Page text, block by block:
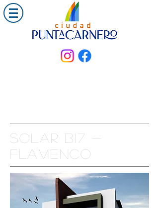
Solar B17 -
FLAMENCO